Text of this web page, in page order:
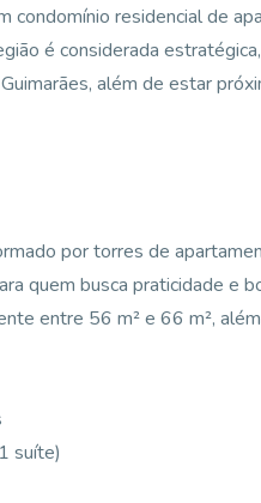
condomínio residencial de
é considerada
além de estar
por torres de
quem busca praticidade e
entre 56 m² e 66 m²,
suíte)